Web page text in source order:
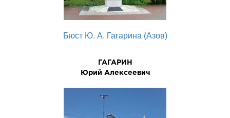
Бюст Ю. А. Гагарина (Азов)
ГАГАРИН
Юpий Алексеевич